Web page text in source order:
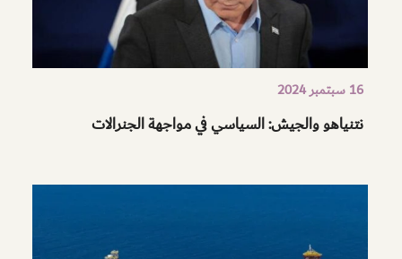
16 سبتمبر 2024
نتنياهو والجيش: السياسي في مواجهة الجنرالات